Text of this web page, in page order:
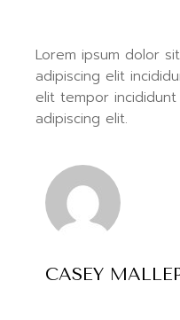
Lorem ipsum dolor
adipiscing elit
elit tempor
adipiscing elit.
CASEY